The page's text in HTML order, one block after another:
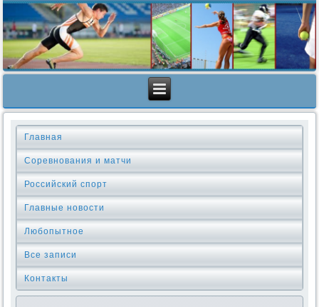
Главная
Соревнования и матчи
Российский спорт
Главные новости
Любопытное
Все записи
Контакты